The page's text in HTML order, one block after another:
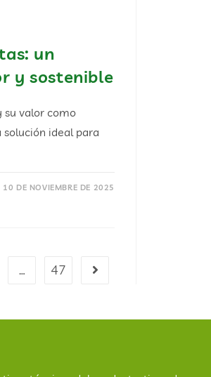
un
y sostenible
su valor como
ideal para
10 DE NOVIEMBRE DE 2025
… 47